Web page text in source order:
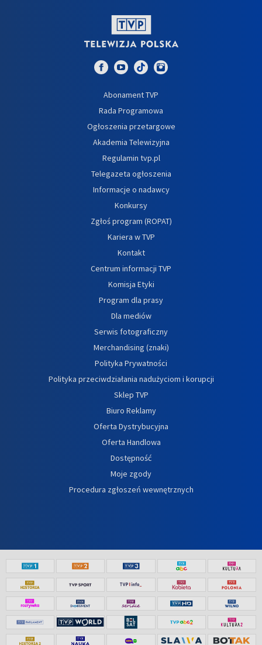
Abonament TVP
Rada Programowa
Ogłoszenia przetargowe
Akademia Telewizyjna
Regulamin tvp.pl
Telegazeta ogłoszenia
Informacje o nadawcy
Konkursy
Zgłoś program (ROPAT)
Kariera w TVP
Kontakt
Centrum informacji TVP
Komisja Etyki
Program dla prasy
Dla mediów
Serwis fotograficzny
Merchandising (znaki)
Polityka Prywatności
Polityka przeciwdziałania nadużyciom i korupcji
Sklep TVP
Biuro Reklamy
Oferta Dystrybucyjna
Oferta Handlowa
Dostępność
Moje zgody
Procedura zgłoszeń wewnętrznych